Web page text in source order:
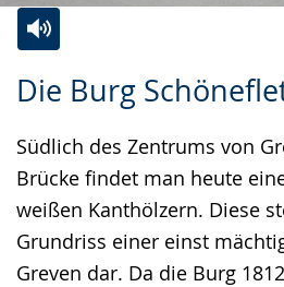
Die Burg
Südlich des Zentrums von
Brücke findet man heute
weißen Kanthölzern. Diese
Grundriss einer einst
Greven dar. Da die Burg
Leichten
wechseln.
Audio-
Video
Deutscher
Gebärdensprache
wird
angezeigt.